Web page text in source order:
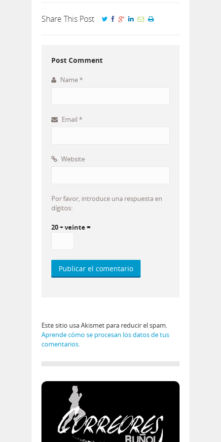
Share This Post
Post Comment
Name*
Email *
Website
Por favor, introduce una respuesta en
dígitos:
20 + veinte =
Este sitio usa Akismet para reducir el spam.
Aprende cómo se procesan los datos de tus
comentarios.